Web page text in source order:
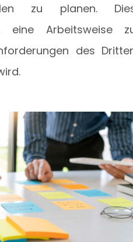
zu planen.
eine Arbeitsweise
des